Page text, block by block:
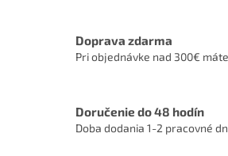
Doprava zdarma
Pri objednávke nad 300€
Doručenie do 48 hodín
Doba dodania 1-2 pracovné